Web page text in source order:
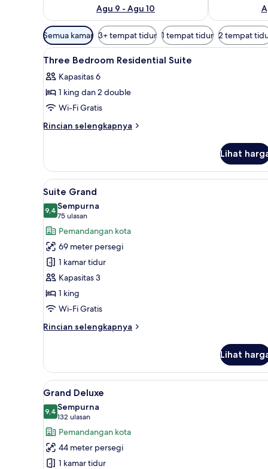
Agu 9 - Agu 10
Filter
tersedia
untuk
Semua kamar 3+ tempat tidur 1 tempat tidur 2 tempat
Lihat
semua
foto
untuk
Three
Bedroom
Seprai premium, minibar,
7
Three Bedroom Residential Suite
Kapasitas 6
1 king dan 2 double
Wi-Fi Gratis
Rincian selengkapnya
Rincian
Three
Bedroom
Residential
Suite
Lihat
Lihat
semua
foto
untuk
Suite
Grand
Suite Grand | Pemandangan
6
Suite Grand
9,49,4 dari 10
Sempurna
75 ulasan
(75
ulasan)
Pemandangan kota
69 meter persegi
1 kamar tidur
Kapasitas 3
1 king
Wi-Fi Gratis
Rincian selengkapnya
Rincian
Suite
Grand
Lihat
Lihat
semua
foto
untuk
Grand
Deluxe
Grand Deluxe | Seprai
6
Grand Deluxe
9,49,4 dari 10
Sempurna
132 ulasan
(132
ulasan)
Pemandangan kota
44 meter persegi
1 kamar tidur